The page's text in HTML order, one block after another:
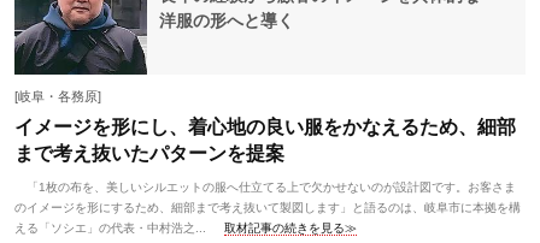
洋服の形へと導く
[岐阜・各務原]
イメージを形にし、着心地の良い服をかなえるため、細部
まで考え抜いたパターンを提案
「1枚の布を、美しいシルエットの服へ仕立てる上で欠かせないのが設計図です。お客さま
のイメージを形にするため、細部まで考え抜いて製図します」と語るのは、岐阜市に本拠を構
える「ソシエ」の代表・中村浩之...
取材記事の続きを見る≫